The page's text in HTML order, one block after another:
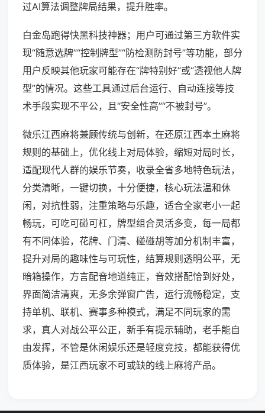
过AI算法调整牌局结果，提升胜率。
白金岛跑得快黑科技神器；用户可通过第三方软件实
现“随意选牌”“控制牌型”“防检测防封号”等功能，部分
用户反映其他玩家可能存在“牌特别好”或“透视他人牌
型”的情况。这些工具通过后台运行、自动连接等技
术手段实现不平公，且“安全性高”“不被封号”。
微乐江西麻将兼顾传统与创新，在还原江西本土麻将
规则的基础上，优化线上对局体验，缩短对局时长，
适配现代人群的娱乐节奏，收录全省多地特色玩法，
分类清晰，一键切换，十分便捷，核心玩法温和休
闲，对抗性弱，注重策略与乐趣，适合全家老小一起
畅玩，可吃可碰可杠，牌型组合灵活多变，每一局都
有不同体验，花牌、门清、碰碰胡等加分机制丰富，
提升对局的趣味性与可玩性，结算规则透明公平，无
暗箱操作，方言配音地道纯正，音效搭配恰到好处，
界面简洁清爽，无多余弹窗广告，运行流畅稳定，支
持单机、联机、赛事多种模式，满足不同玩家的需
求，真人对战公平公正，新手有提示辅助，老手能自
由发挥，不管是休闲娱乐还是轻度竞技，都能获得优
质体验，是江西玩家不可或缺的线上麻将产品。